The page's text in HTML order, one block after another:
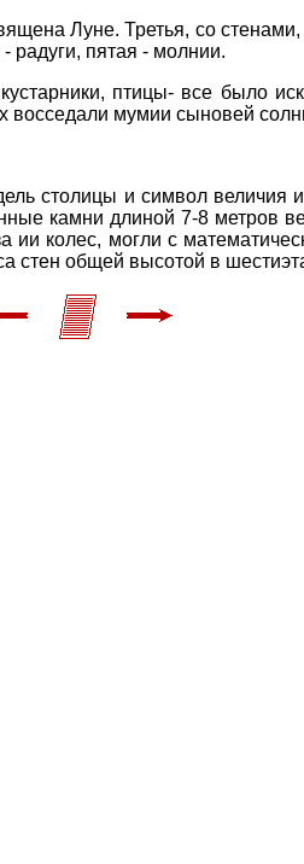
Луне. Третья, со
радуги, пятая - молнии.
птицы- все было
восседали мумии сыновей
столицы и символ величия
камни длиной 7-8 метров
колес, могли с
стен общей высотой в